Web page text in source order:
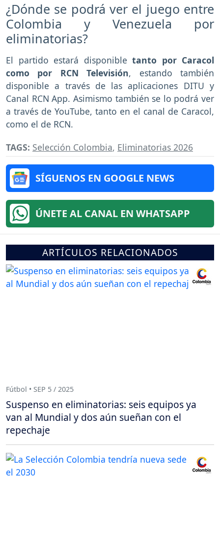
¿Dónde se podrá ver el juego entre
Colombia y Venezuela por
eliminatorias?
El partido estará disponible tanto por Caracol
como por RCN Televisión, estando también
disponible a través de las aplicaciones DITU y
Canal RCN App. Asimismo también se lo podrá ver
a través de YouTube, tanto en el canal de Caracol,
como el de RCN.
TAGS: Selección Colombia, Eliminatorias 2026
SÍGUENOS EN GOOGLE NEWS
ÚNETE AL CANAL EN WHATSAPP
ARTÍCULOS RELACIONADOS
Fútbol • SEP 5 / 2025
Suspenso en eliminatorias: seis equipos ya
van al Mundial y dos aún sueñan con el
repechaje